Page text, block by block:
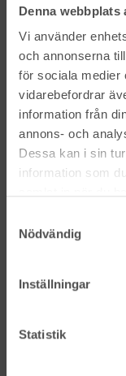
Denna webbplats
Vi använder
och annonserna
för sociala medier
vidarebefordrar
information från
annons- och
Dessa kan i sin
information som
Nödvändig
Inställningar
Statistik
Prenumerera på
Instagram